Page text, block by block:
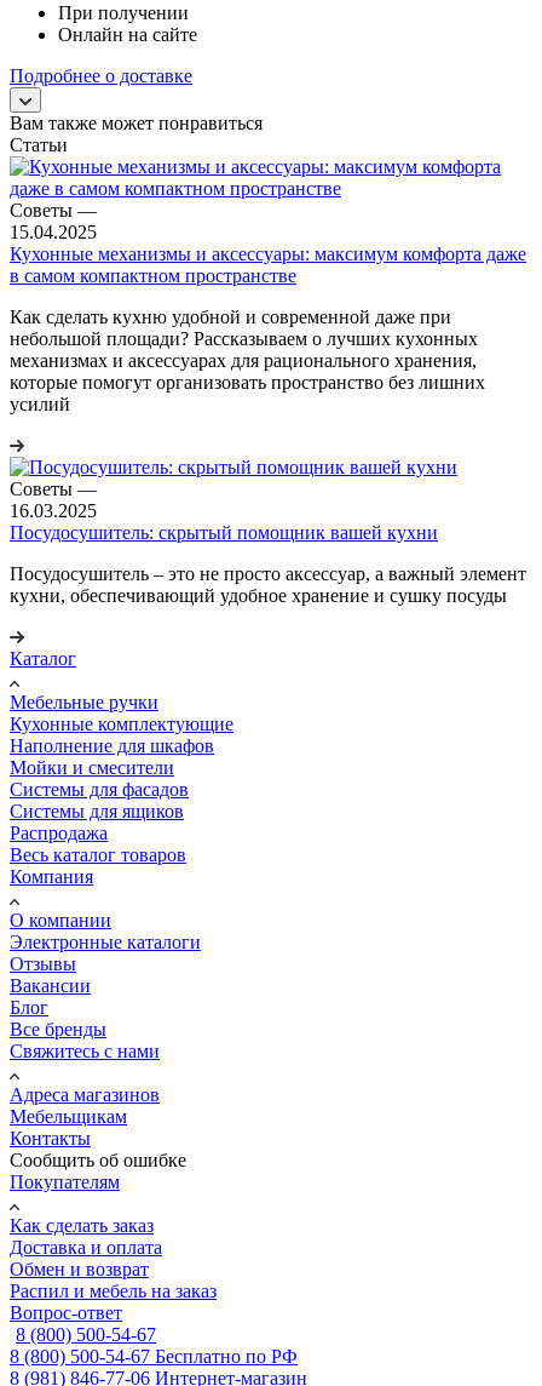
При получении
Онлайн на сайте
Подробнее о доставке
Вам также может понравиться
Статьи
Советы —
15.04.2025
Кухонные механизмы и аксессуары: максимум комфорта даже
в самом компактном пространстве
Как сделать кухню удобной и современной даже при
небольшой площади? Рассказываем о лучших кухонных
механизмах и аксессуарах для рационального хранения,
которые помогут организовать пространство без лишних
усилий
Советы —
16.03.2025
Посудосушитель: скрытый помощник вашей кухни
Посудосушитель – это не просто аксессуар, а важный элемент
кухни, обеспечивающий удобное хранение и сушку посуды
Каталог
Мебельные ручки
Кухонные комплектующие
Наполнение для шкафов
Мойки и смесители
Системы для фасадов
Системы для ящиков
Распродажа
Весь каталог товаров
Компания
О компании
Электронные каталоги
Отзывы
Вакансии
Блог
Все бренды
Свяжитесь с нами
Адреса магазинов
Мебельщикам
Контакты
Сообщить об ошибке
Покупателям
Как сделать заказ
Доставка и оплата
Обмен и возврат
Распил и мебель на заказ
Вопрос-ответ
8 (800) 500-54-67
8 (800) 500-54-67 Бесплатно по РФ
8 (981) 846-77-06 Интернет-магазин